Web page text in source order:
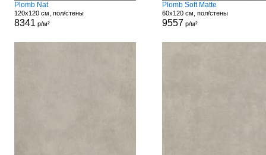
Plomb Nat
120x120 см, пол/стены
8341 р/м²
Plomb Soft Matte
60x120 см, пол/стены
9557 р/м²